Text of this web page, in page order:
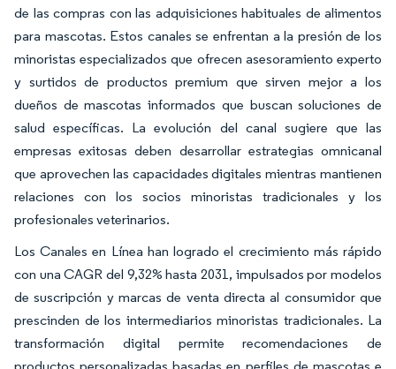
de las compras con las adquisiciones habituales de alimentos
para mascotas. Estos canales se enfrentan a la presión de los
minoristas especializados que ofrecen asesoramiento experto
y surtidos de productos premium que sirven mejor a los
dueños de mascotas informados que buscan soluciones de
salud específicas. La evolución del canal sugiere que las
empresas exitosas deben desarrollar estrategias omnicanal
que aprovechen las capacidades digitales mientras mantienen
relaciones con los socios minoristas tradicionales y los
profesionales veterinarios.
Los Canales en Línea han logrado el crecimiento más rápido
con una CAGR del 9,32% hasta 2031, impulsados por modelos
de suscripción y marcas de venta directa al consumidor que
prescinden de los intermediarios minoristas tradicionales. La
transformación digital permite recomendaciones de